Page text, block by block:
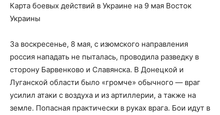
Карта боевых действий в Украине на 9 мая Восток
Украины
За воскресенье, 8 мая, с изюмского направления
россия нападать не пыталась, проводила разведку в
сторону Барвенково и Славянска. В Донецкой и
Луганской области было «громче» обычного — враг
усилил атаки с воздуха и из артиллерии, а также на
земле. Попасная практически в руках врага. Бои идут в